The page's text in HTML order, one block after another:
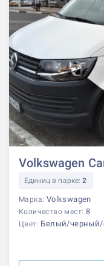
Volkswagen
Единиц в парке:2
Марка: Volkswagen
Количество мест: 8
Цвет: Белый/черный/